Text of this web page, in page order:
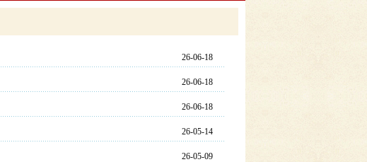
26-06-18
26-06-18
26-06-18
26-05-14
26-05-09